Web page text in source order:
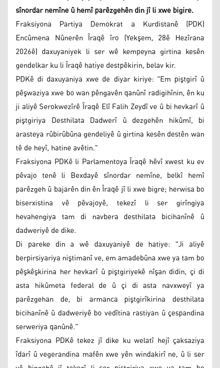
sînordar nemîne û hemî parêzgehên din jî li xwe bigire.
Fraksiyona Partiya Demokrat a Kurdistanê (PDK)
Encûmena Nûnerên Îraqê îro (Yekşem, 28ê Hezîrana
2026ê) daxuyaniyek li ser wê kempeyna girtina kesên
gendelkar ku li Îraqê hatiye destpêkirin, belav kir.
PDKê di daxuyaniya xwe de diyar kiriye: "Em piştgirî û
pêşwaziya xwe bo wan pêngavên qanûnî radigihînin, ên ku
ji aliyê Serokwezîrê Îraqê Elî Falih Zeydî ve û bi hevkarî û
piştgiriya Desthilata Dadwerî û dezgehên hikûmî, bi
arasteya rûbirûbûna gendeliyê û girtina kesên destên wan
tê de heyî, hatine avêtin."
Fraksiyona PDKê li Parlamentoya Îraqê hêvî xwest ku ev
pêvajo tenê li Bexdayê sînordar nemîne, belkî hemî
parêzgeh û bajarên din ên Îraqê jî li xwe bigre; herwisa bo
biserxistina vê pêvajoyê, tekezî li ser girîngiya
hevahengiya tam di navbera desthilata bicihanînê û
dadweriyê de dike.
Di pareke din a wê daxuyaniyê de hatiye: "Ji aliyê
berpirsiyariya niştimanî ve, em amadebûna xwe ya tam bo
pêşkêşkirina her hevkarî û piştgiriyekê nîşan didin, çi di
asta hikûmeta federal de û çi di asta navxweyî ya
parêzgehan de, bi armanca piştgirîkirina desthilata
bicihanînê û dadweriyê bo vedîtina rastiyan û çespandina
serweriya qanûnê."
Fraksiyona PDKê tekez jî dike ku welatî hejî çaksaziya
îdarî û vegerandina mafên xwe yên windakirî ne, û li ser